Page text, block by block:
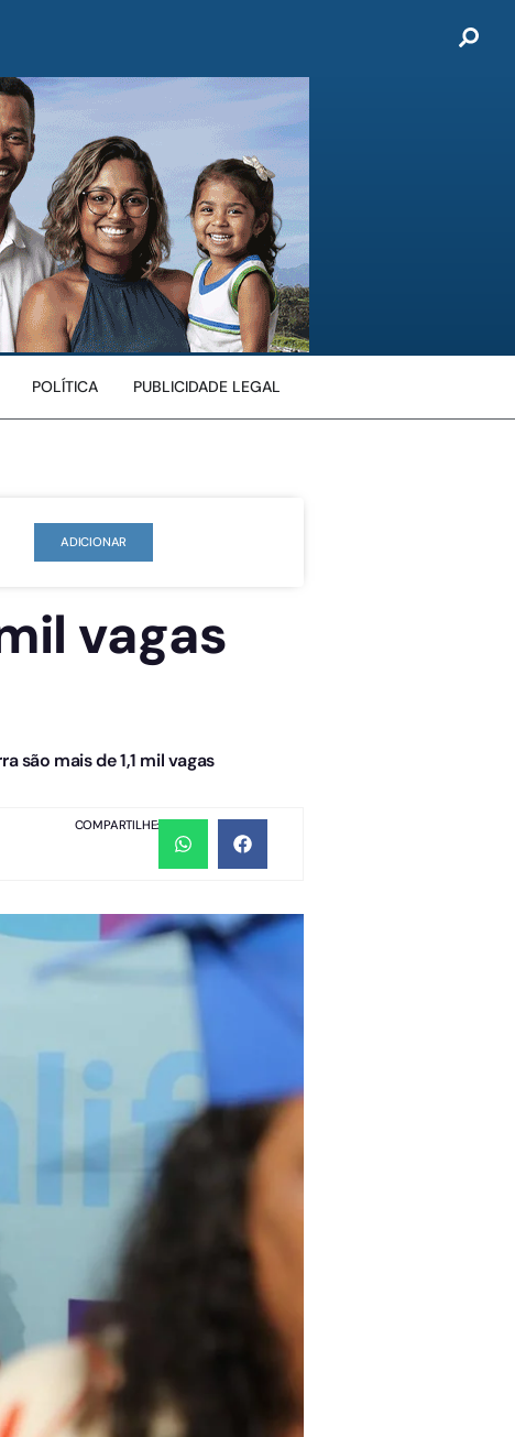
POLÍTICA PUBLICIDADE LEGAL
ADICIONAR
vagas
são mais de 1,1 mil vagas
COMPARTILHE: